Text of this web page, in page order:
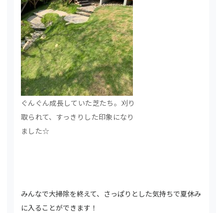
ぐんぐん成長していた芝たち。刈り
取られて、すっきりした印象になり
ました☆
みんなで大掃除を終えて、さっぱりとした気持ちで夏休み
に入ることができます！